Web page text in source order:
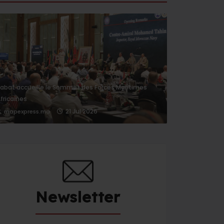
accueille le Sommet des Forces Maritimes
mapexpress.ma 21 Jul 2026
Newsletter